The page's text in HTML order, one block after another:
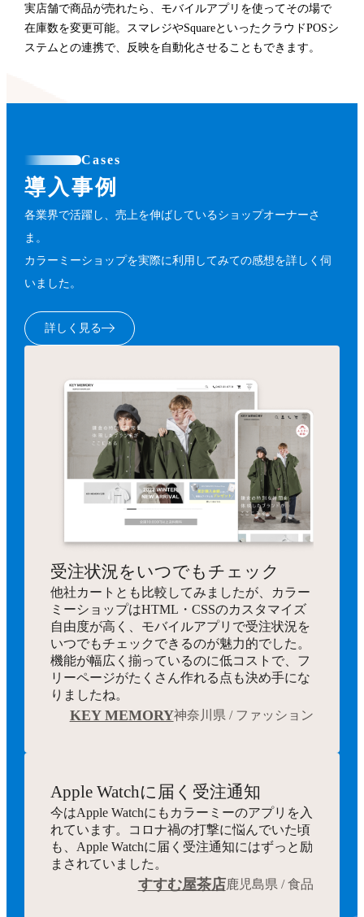
実店舗で商品が売れたら、モバイルアプリを使ってその場で
在庫数を変更可能。スマレジやSquareといったクラウドPOSシ
ステムとの連携で、反映を自動化させることもできます。
Cases
導入事例
各業界で活躍し、売上を伸ばしているショップオーナーさ
ま。
カラーミーショップを実際に利用してみての感想を詳しく伺
いました。
詳しく見る
受注状況をいつでもチェック
他社カートとも比較してみましたが、カラー
ミーショップはHTML・CSSのカスタマイズ
自由度が高く、モバイルアプリで受注状況を
いつでもチェックできるのが魅力的でした。
機能が幅広く揃っているのに低コストで、フ
リーページがたくさん作れる点も決め手にな
りましたね。
KEY MEMORY神奈川県 / ファッション
Apple Watchに届く受注通知
今はApple Watchにもカラーミーのアプリを入
れています。コロナ禍の打撃に悩んでいた頃
も、Apple Watchに届く受注通知にはずっと励
まされていました。
すすむ屋茶店鹿児島県 / 食品